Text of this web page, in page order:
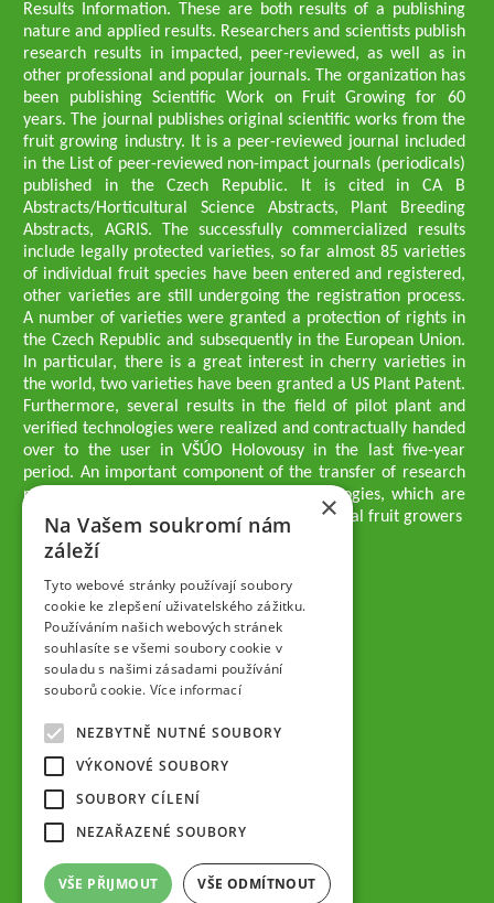
Results Information. These are both results of a publishing
nature and applied results. Researchers and scientists publish
research results in impacted, peer-reviewed, as well as in
other professional and popular journals. The organization has
been publishing Scientific Work on Fruit Growing for 60
years. The journal publishes original scientific works from the
fruit growing industry. It is a peer-reviewed journal included
in the List of peer-reviewed non-impact journals (periodicals)
published in the Czech Republic. It is cited in CA B
Abstracts/Horticultural Science Abstracts, Plant Breeding
Abstracts, AGRIS. The successfully commercialized results
include legally protected varieties, so far almost 85 varieties
of individual fruit species have been entered and registered,
other varieties are still undergoing the registration process.
A number of varieties were granted a protection of rights in
the Czech Republic and subsequently in the European Union.
In particular, there is a great interest in cherry varieties in
the world, two varieties have been granted a US Plant Patent.
Furthermore, several results in the field of pilot plant and
verified technologies were realized and contractually handed
over to the user in VŠÚO Holovousy in the last five-year
period. An important component of the transfer of research
results into practice are growing methodologies, which are
passed on to users - professionals - professional fruit growers
Company executives
Ing. Tomáš Zmeškal
Ing. Jaroslav Vácha
Companions
Ing. Jan Blažek, CS c.
Ing. Josef Kosina, CS c.
Ing. Václav Ludvík
Jaroslav Muška
Ing. Radoslav Potůček
SEMPRA PRAHA a.s.
Company Supervisory Board
Ing. Josef Kosina
Mgr. Vladimír Samek
Mgr. Hana Vránová
×
Na Vašem soukromí nám
záleží
Tyto webové stránky používají soubory
cookie ke zlepšení uživatelského zážitku.
Používáním našich webových stránek
souhlasíte se všemi soubory cookie v
souladu s našimi zásadami používání
souborů cookie. Více informací
NEZBYTNĚ NUTNÉ SOUBORY
VÝKONOVÉ SOUBORY
SOUBORY CÍLENÍ
NEZAŘAZENÉ SOUBORY
VŠE PŘIJMOUT VŠE ODMÍTNOUT